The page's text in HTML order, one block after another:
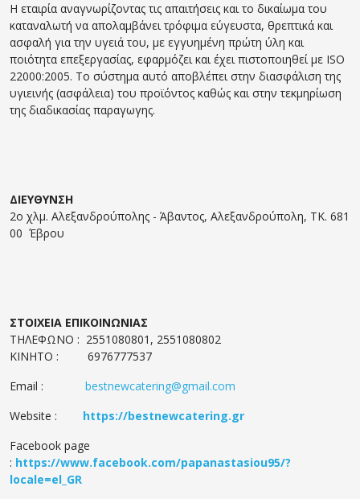
Η εταιρία αναγνωρίζοντας τις απαιτήσεις και το δικαίωμα του
καταναλωτή να απολαμβάνει τρόφιμα εύγευστα, θρεπτικά και
ασφαλή για την υγειά του, με εγγυημένη πρώτη ύλη και
ποιότητα επεξεργασίας, εφαρμόζει και έχει πιστοποιηθεί με ISO
22000:2005. Το σύστημα αυτό αποβλέπει στην διασφάλιση της
υγιεινής (ασφάλεια) του προϊόντος καθώς και στην τεκμηρίωση
της διαδικασίας παραγωγης.
ΔΙΕΥΘΥΝΣΗ
2ο χλμ. Αλεξανδρούπολης - Άβαντος, Αλεξανδρούπολη, ΤΚ. 681
00 Έβρου
ΣΤΟΙΧΕΙΑ ΕΠΙΚΟΙΝΩΝΙΑΣ
ΤΗΛΕΦΩΝΟ : 2551080801, 2551080802
ΚΙΝΗΤΟ : 6976777537
Email : bestnewcatering@gmail.com
Website :
https://bestnewcatering.gr
Facebook page
: https://www.facebook.com/papanastasiou95/?
locale=el_GR